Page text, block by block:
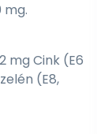
mg.
mg Cink (E6
(E8,